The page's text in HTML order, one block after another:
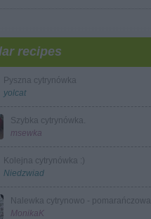
recipes
Pyszna cytrynówka
yolcat
Szybka cytrynówka.
msewka
Kolejna cytrynówka :)
Niedzwiad
Nalewka cytrynowo - pomarańczowa
MonikaK